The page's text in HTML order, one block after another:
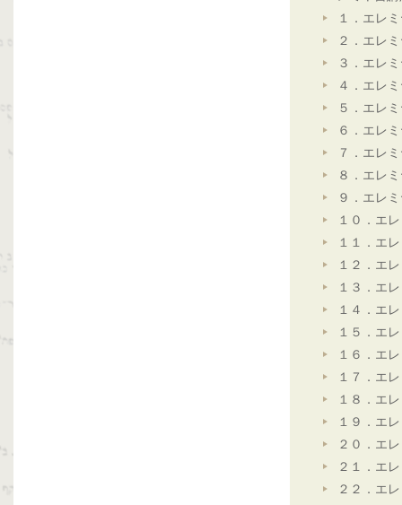
１．エレ
２．エレ
３．エレ
４．エレ
５．エレ
６．エレ
７．エレ
８．エレ
９．エレ
１０．エ
１１．エ
１２．エ
１３．エ
１４．エ
１５．エ
１６．エ
１７．エ
１８．エ
１９．エ
２０．エ
２１．エ
２２．エ